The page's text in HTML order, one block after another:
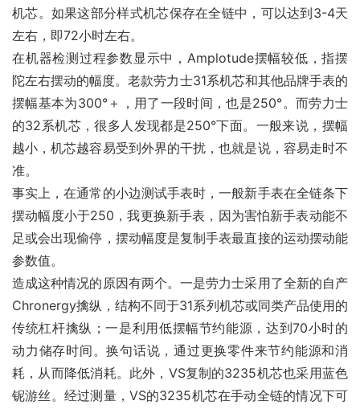
机芯。如果这部分样式机芯保存在全链中，可以达到3-4天
左右，即72小时左右。
在机器检测过程参数显示中，Amplotude摆幅较低，指摆
陀左右摆动的幅度。老款劳力士31系机芯和其他品牌手表的
摆幅基本为300°＋，用了一段时间，也是250°。而劳力士
的32系机芯，很多人发现都是250°下面。一般来说，摆幅
越小，机芯越容易受到外界的干扰，也就是说，容易走时不
准。
事实上，在通常的小边测试手表时，一般新手表在全链条下
摆动幅度小于250，我更换新手表，因为害怕新手表动能不
足或会出现偷停，摆动幅度是复制手表最直接的运动摆动能
参数值。
造成这种情况的原因有两个。一是劳力士采用了全新的自产
Chronergy擒纵，结构不同于31系列机芯或同类产品使用的
传统杠杆擒纵；一是利用低摆幅节约能源，达到70小时的
动力储存时间。换句话说，通过更换零件来节约能源和消
耗，从而降低消耗。此外，VS复制的3235机芯也采用蓝色
铌游丝。经过测量，VS的3235机芯在手动全链的情况下可